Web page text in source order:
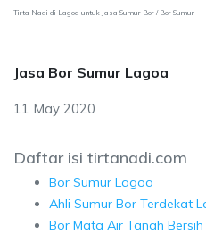
Tirta Nadi di Lagoa untuk Jasa Sumur Bor / Bor Sumur
Jasa Bor Sumur Lagoa
11 May 2020
Daftar isi tirtanadi.com
Bor Sumur Lagoa
Ahli Sumur Bor Terdekat
Bor Mata Air Tanah